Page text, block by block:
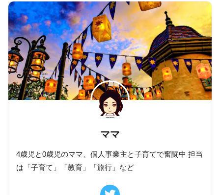
ママ
4歳児と0歳児のママ、個人事業主と子育てで奮闘中 担当
は「子育て」「教育」「旅行」など